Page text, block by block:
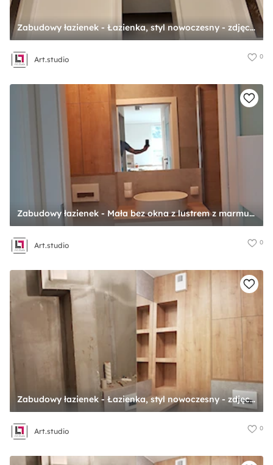
Zabudowy łazienek - Łazienka, styl nowoczesny - zdjęcie od Art.studio
Art.studio 0
Zabudowy łazienek - Mała bez okna z lustrem z marmurową podłogą łazienka, styl nowoczesny - zdjęcie od Art.studio
Art.studio 0
Zabudowy łazienek - Łazienka, styl nowoczesny - zdjęcie od Art.studio
Art.studio 0